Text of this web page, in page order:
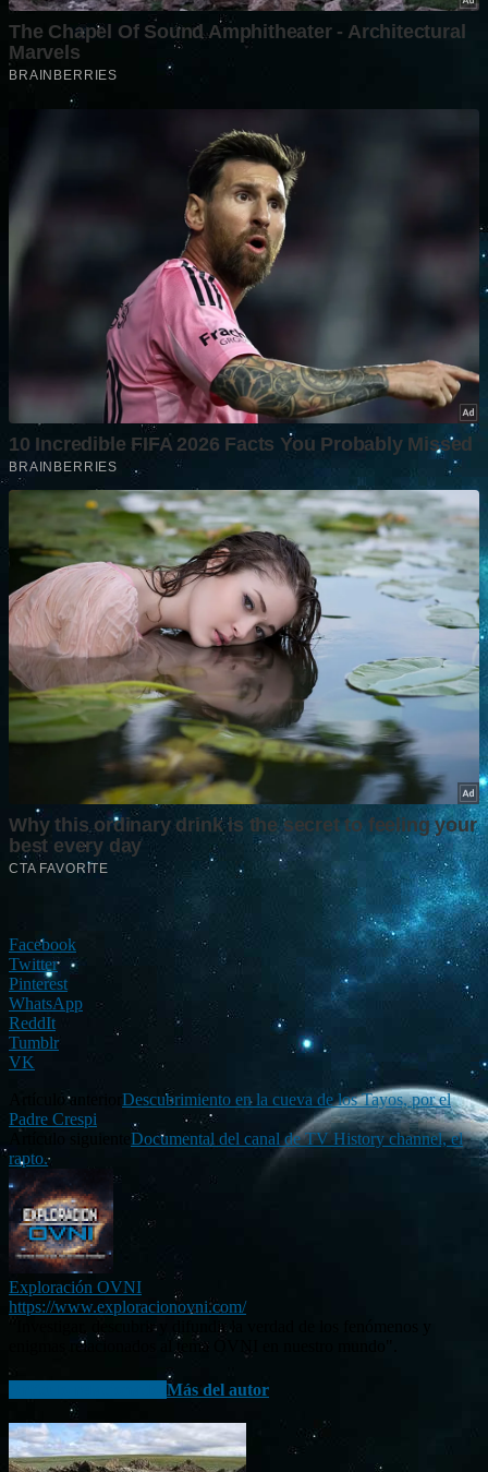
Facebook
Twitter
Pinterest
WhatsApp
ReddIt
Tumblr
VK
Artículo anterior Descubrimiento en la cueva de los Tayos, por el
Padre Crespi
Documental del canal de TV History channel, el
rapto.
Exploración OVNI
https://www.exploracionovni.com/
“Investigar, descubrir y difundir la verdad de los fenómenos y
enigmas relacionados al tema OVNI en nuestro mundo".
Más del autor